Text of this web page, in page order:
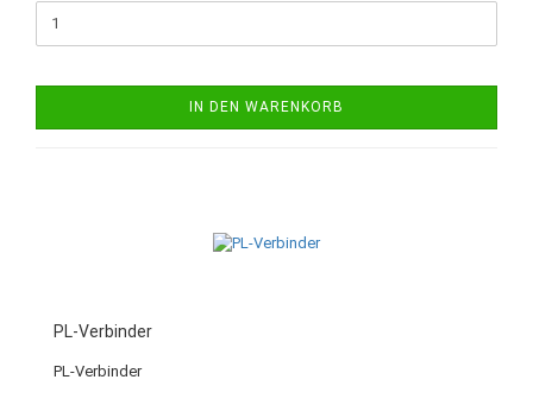
IN DEN WARENKORB
PL-Verbinder
PL-Verbinder